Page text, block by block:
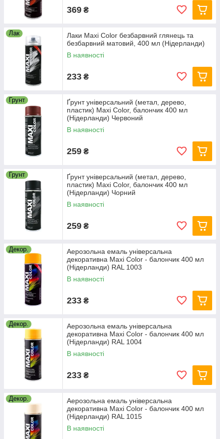
369 ₴
Лак
Лаки Maxi Color безбарвний глянець та
безбарвний матовий, 400 мл (Нідерланди)
В наявності
233 ₴
Грунт
Ґрунт універсальний (метал, дерево,
пластик) Maxi Color, балончик 400 мл
(Нідерланди) Червоний
В наявності
259 ₴
Грунт
Ґрунт універсальний (метал, дерево,
пластик) Maxi Color, балончик 400 мл
(Нідерланди) Чорний
В наявності
259 ₴
Декор.
Аерозольна емаль універсальна
декоративна Maxi Color - балончик 400 мл
(Нідерланди) RAL 1003
В наявності
233 ₴
Декор.
Аерозольна емаль універсальна
декоративна Maxi Color - балончик 400 мл
(Нідерланди) RAL 1004
В наявності
233 ₴
Декор.
Аерозольна емаль універсальна
декоративна Maxi Color - балончик 400 мл
(Нідерланди) RAL 1015
В наявності